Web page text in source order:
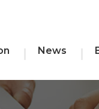
News